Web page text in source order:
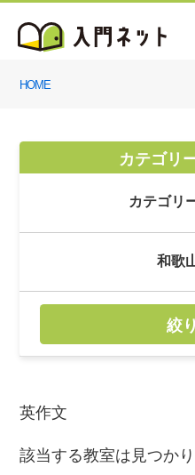
HOME
カテゴリ
絞
英作文
該当する教室は見つか